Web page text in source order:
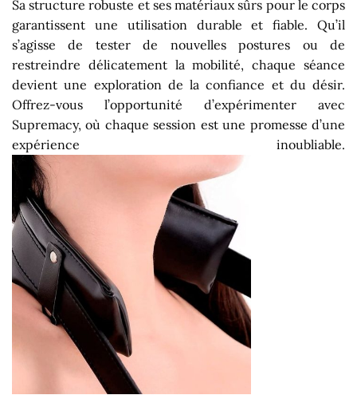
Sa structure robuste et ses matériaux sûrs pour le corps
garantissent une utilisation durable et fiable. Qu’il
s’agisse de tester de nouvelles postures ou de
restreindre délicatement la mobilité, chaque séance
devient une exploration de la confiance et du désir.
Offrez-vous l’opportunité d’expérimenter avec
Supremacy, où chaque session est une promesse d’une
expérience inoubliable.